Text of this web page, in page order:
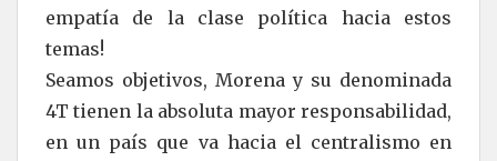
empatía de la clase política hacia estos
temas!
Seamos objetivos, Morena y su denominada
4T tienen la absoluta mayor responsabilidad,
en un país que va hacia el centralismo en